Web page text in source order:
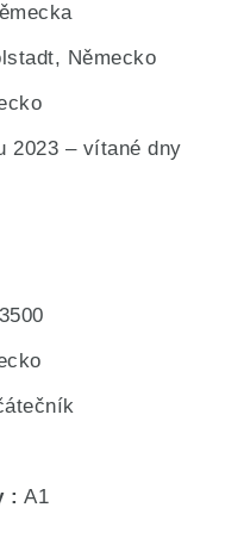
Německo
2023 – vítané dny
A1